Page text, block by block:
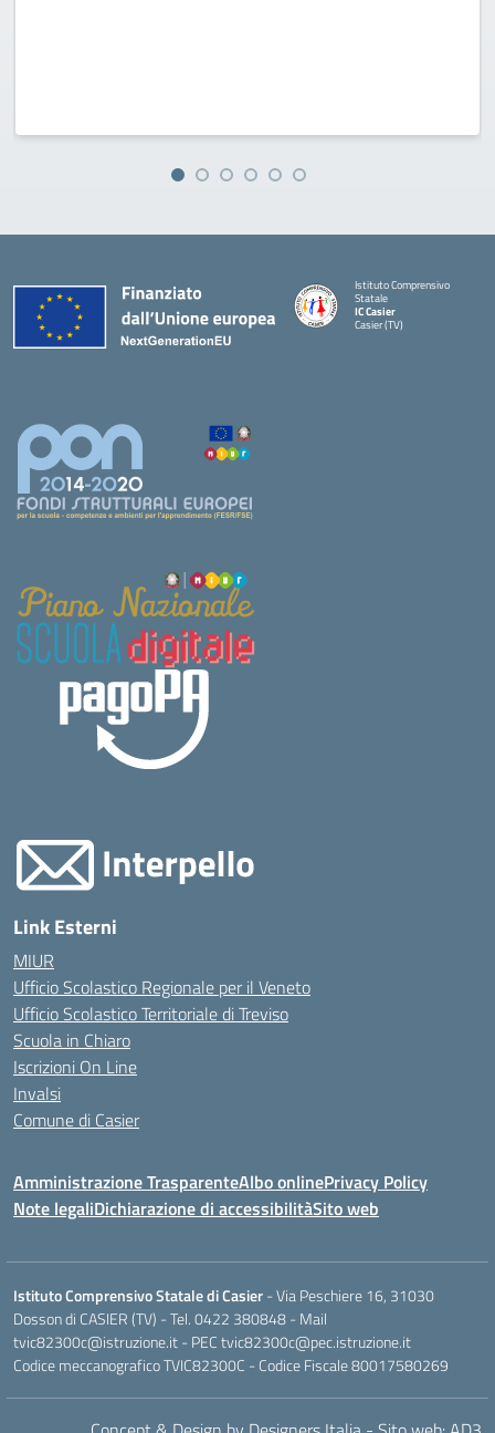
Istituto Comprensivo
Statale
IC Casier
Casier (TV)
Link Esterni
MIUR
Ufficio Scolastico Regionale per il Veneto
Ufficio Scolastico Territoriale di Treviso
Scuola in Chiaro
Iscrizioni On Line
Invalsi
Comune di Casier
Amministrazione TrasparenteAlbo onlinePrivacy Policy
Note legaliDichiarazione di accessibilitàSito web
Istituto Comprensivo Statale di Casier- Via Peschiere 16, 31030
Dosson di CASIER (TV) - Tel.0422 380848- Mail
tvic82300c@istruzione.it- PECtvic82300c@pec.istruzione.it
Codice meccanografico TVIC82300C - Codice Fiscale 80017580269